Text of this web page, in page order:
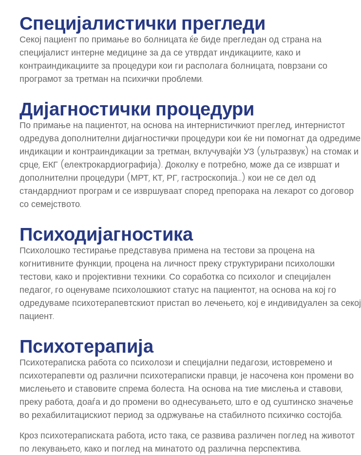
Специјалистички прегледи
Секој пациент по примање во болницата ќе биде прегледан од страна на
специјалист интерне медицине за да се утврдат индикациите, како и
контраиндикациите за процедури кои ги располага болницата, поврзани со
програмот за третман на психички проблеми.
Дијагностички процедури
По примање на пациентот, на основа на интернистичкиот преглед, интернистот
одредува дополнителни дијагностички процедури кои ќе ни помогнат да одредиме
индикации и контраиндикации за третман, вклучувајќи УЗ (ультразвук) на стомак и
срце, ЕКГ (електрокардиографија). Доколку е потребно, може да се извршат и
дополнителни процедури (МРТ, КТ, РГ, гастроскопија…) кои не се дел од
стандардниот програм и се извршуваат според препорака на лекарот со договор
со семејството.
Психодијагностика
Психолошко тестирање представува примена на тестови за процена на
когнитивните функции, процена на личност преку структурирани психолошки
тестови, како и пројективни техники. Со соработка со психолог и специјален
педагог, го оценуваме психолошкиот статус на пациентот, на основа на кој го
одредуваме психотерапевтскиот пристап во лечењето, кој е индивидуален за секој
пациент.
Психотерапија
Психотераписка работа со психолози и специјални педагози, истовремено и
психотерапевти од различни психотераписки правци, је насочена кон промени во
мислењето и ставовите спрема болеста. На основа на тие мислења и ставови,
преку работа, доаѓа и до промени во однесувањето, што е од суштинско значење
во рехабилитацискиот период за одржување на стабилното психичко состојба.
Кроз психотераписката работа, исто така, се развива различен поглед на животот
по лекувањето, како и поглед на минатото од различна перспектива.